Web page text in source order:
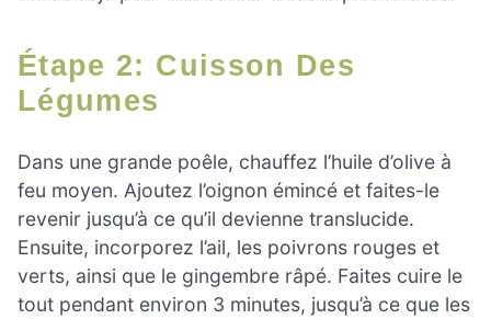
Étape 2: Cuisson Des
Légumes
Dans une grande poêle, chauffez l’huile d’olive à
feu moyen. Ajoutez l’oignon émincé et faites-le
revenir jusqu’à ce qu’il devienne translucide.
Ensuite, incorporez l’ail, les poivrons rouges et
verts, ainsi que le gingembre râpé. Faites cuire le
tout pendant environ 3 minutes, jusqu’à ce que les